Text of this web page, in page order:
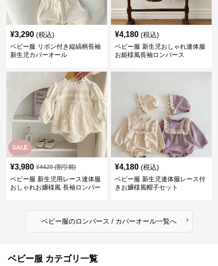
¥3,290 (税込)
ベビー服 リボン付き縦縞柄長袖
新生児カバーオール
¥4,180 (税込)
ベビー服 新生児おしゃれ連体服
お姫様風長袖ロンパース
SALE
¥3,980 ¥4420(割引前)
ベビー服 新生児用レース連体服
おしゃれお嬢様風 長袖ロンパー
¥4,180 (税込)
ベビー服 新生児連体服レース付
きお嬢様風帽子セット
ベビー服のロンパース / カバーオール一覧へ ›
ベビー服 カテゴリ一覧